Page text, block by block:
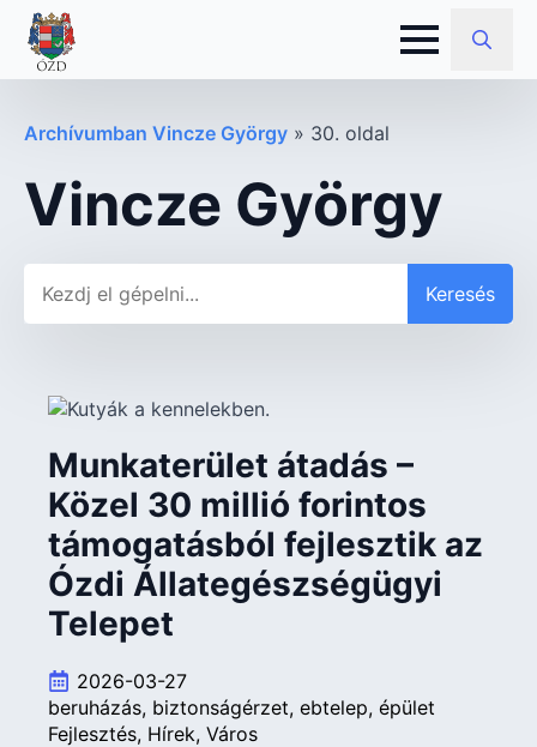
Search
Archívumban Vincze György » 30. oldal
Vincze György
Keresés
Munkaterület átadás –
Közel 30 millió forintos
támogatásból fejlesztik az
Ózdi Állategészségügyi
Telepet
2026-03-27
beruházás biztonságérzet ebtelep épület
Fejlesztés Hírek Város